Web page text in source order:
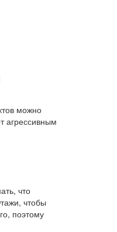
можно
агрессивным
что
чтобы
поэтому